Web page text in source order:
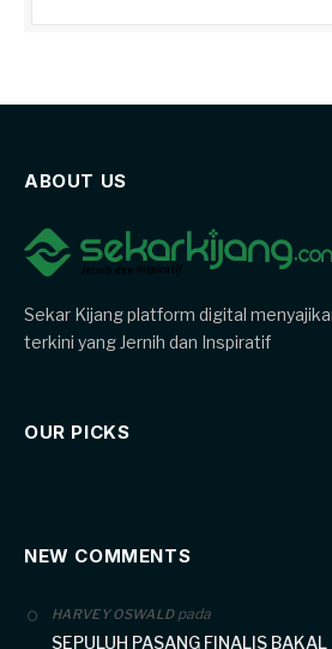
ABOUT US
Sekar Kijang platform digital
terkini yang Jernih dan Inspiratif
OUR PICKS
NEW COMMENTS
HARVEY OSWALDpada
SEPULUH PASANG FINALIS